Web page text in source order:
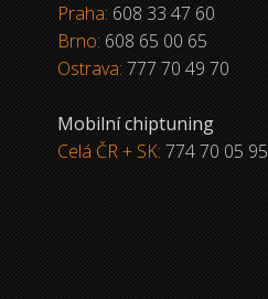
Praha: 608 33 47 60
Brno: 608 65 00 65
Ostrava: 777 70 49 70
Mobilní chiptuning
Celá ČR + SK: 774 70 05 95